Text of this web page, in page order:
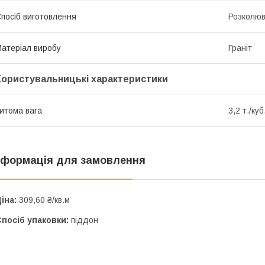
виготовлення
виробу Граніт
характеристики
вага 3,2 т./
для замовлення
309,60 ₴/кв.м
упаковки: піддон